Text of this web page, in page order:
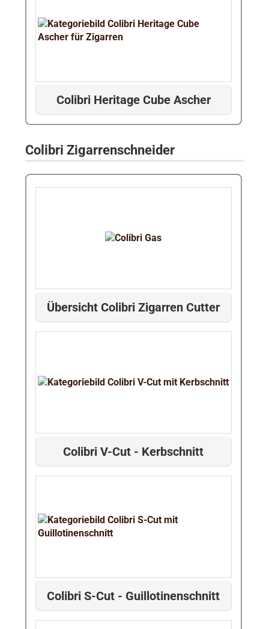
Colibri Heritage Cube Ascher
Colibri Zigarrenschneider
Übersicht Colibri Zigarren Cutter
Colibri V-Cut - Kerbschnitt
Colibri S-Cut - Guillotinenschnitt